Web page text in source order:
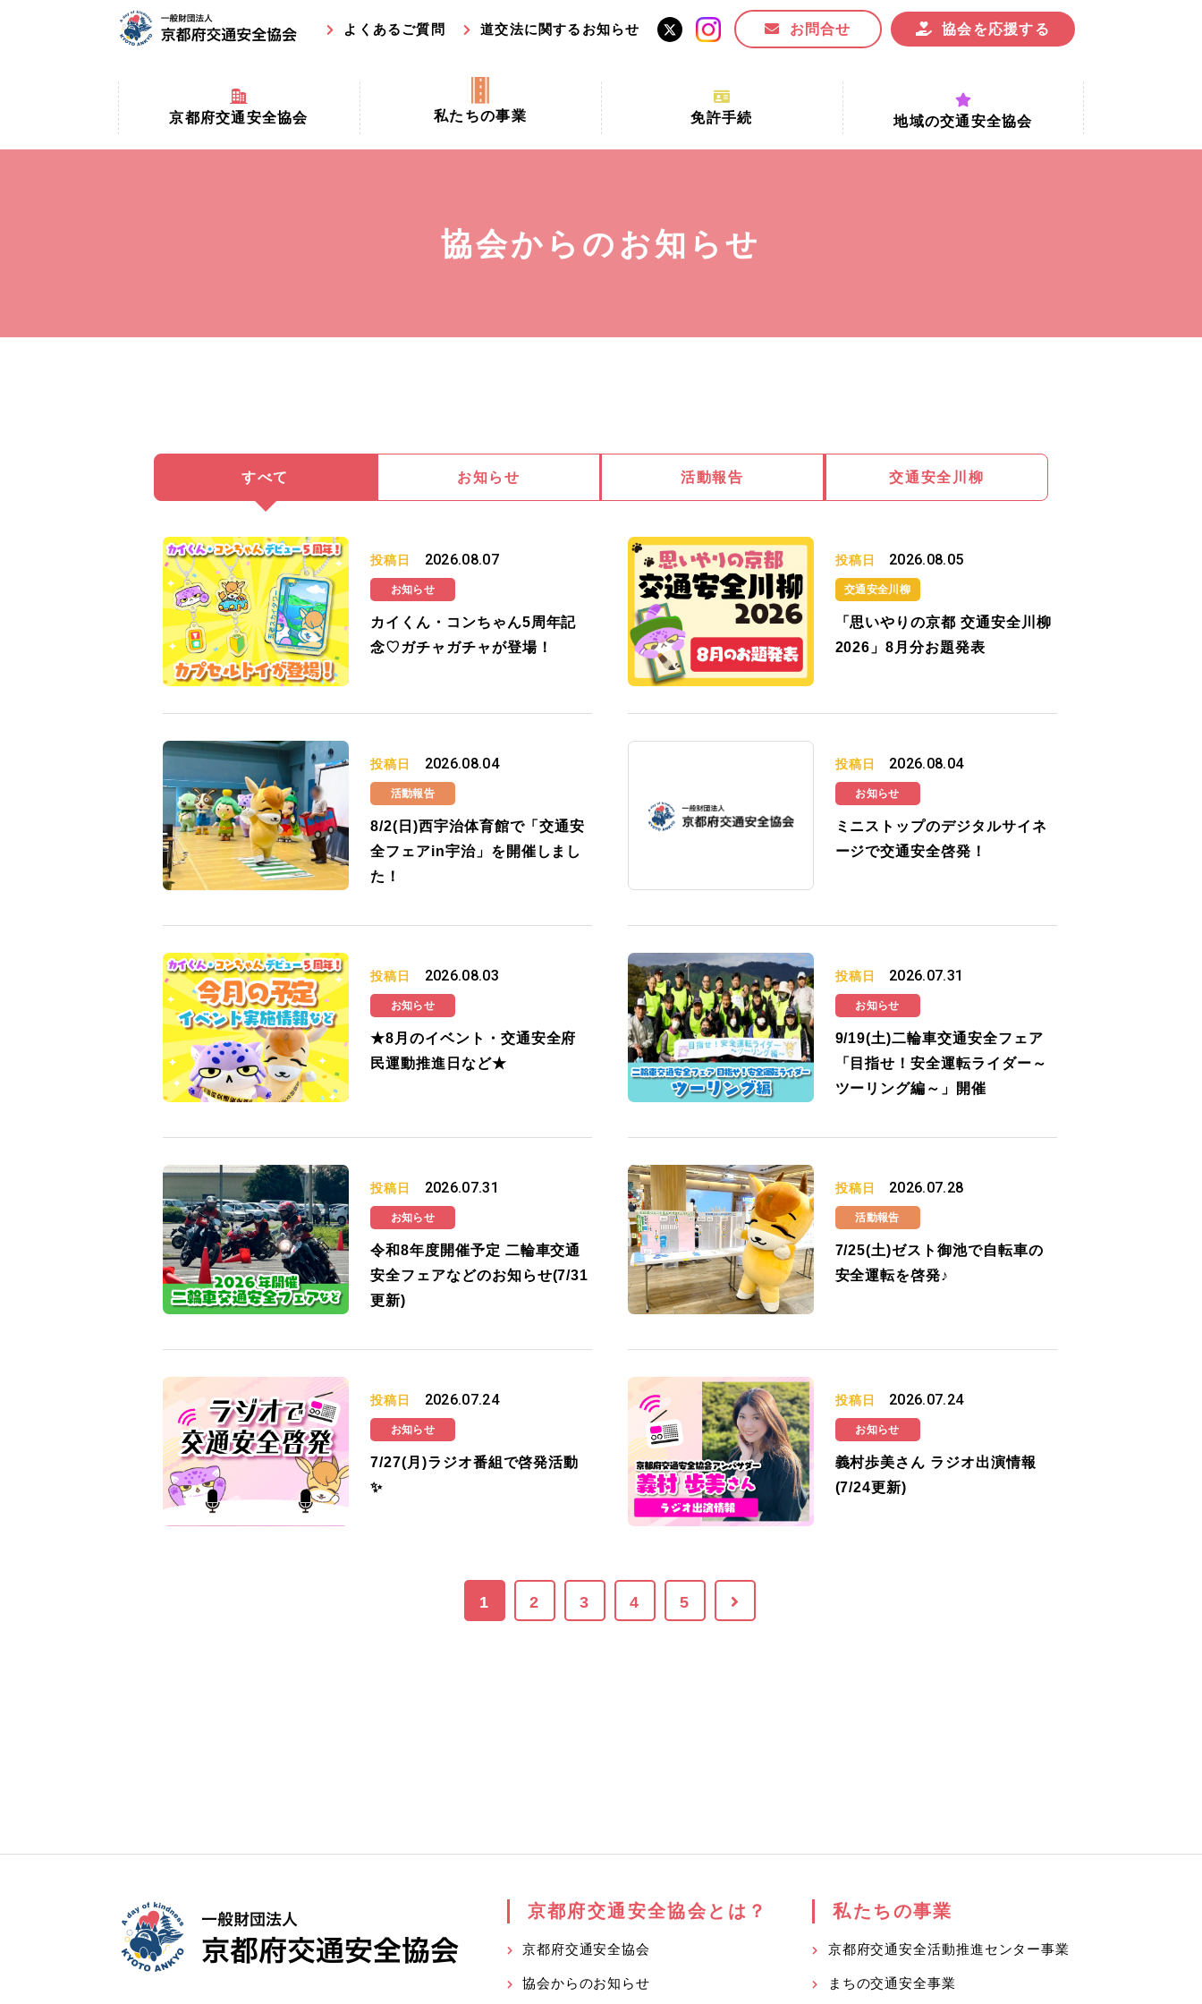
よくあるご質問 道交法に関するお知らせ お問合せ 協会を応援する
京都府交通安全協会
京都府交通安全協会とは？
私たちの事業
京都府交通安全活動推進センター事業
交通安全協力金の活用事業
免許手続
手続場所の対象者及び受付時間
講習時間
地域の交通安全協会
協会からのお知らせ
すべて お知らせ 活動報告 交通安全川柳
投稿日 2026.08.07
お知らせ
カイくん・コンちゃん5周年記
念♡ガチャガチャが登場！
投稿日 2026.08.05
交通安全川柳
「思いやりの京都 交通安全川柳
2026」8月分お題発表
投稿日 2026.08.04
活動報告
8/2(日)西宇治体育館で「交通安
全フェアin宇治」を開催しまし
た！
投稿日 2026.08.04
お知らせ
ミニストップのデジタルサイネ
ージで交通安全啓発！
投稿日 2026.08.03
お知らせ
★8月のイベント・交通安全府
民運動推進日など★
投稿日 2026.07.31
お知らせ
9/19(土)二輪車交通安全フェア
「目指せ！安全運転ライダー～
ツーリング編～」開催
投稿日 2026.07.31
お知らせ
令和8年度開催予定 二輪車交通
安全フェアなどのお知らせ(7/31
更新)
投稿日 2026.07.28
活動報告
7/25(土)ゼスト御池で自転車の
安全運転を啓発♪
投稿日 2026.07.24
お知らせ
7/27(月)ラジオ番組で啓発活動
✨
投稿日 2026.07.24
お知らせ
義村歩美さん ラジオ出演情報
(7/24更新)
1 2 3 4 5
京都府交通安全協会とは？
京都府交通安全協会
協会からのお知らせ
私たちの事業
京都府交通安全活動推進センター事業
まちの交通安全事業